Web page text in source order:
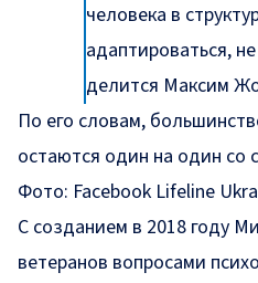
человека в
адаптироваться,
делится Максим
По его словам,
остаются один на один со
Фото: Facebook Lifeline
С созданием в 2018 году
ветеранов вопросами